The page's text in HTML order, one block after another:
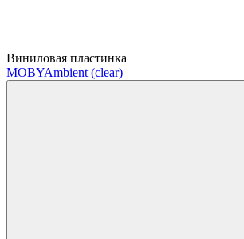
Виниловая пластинка
MOBYAmbient (clear)